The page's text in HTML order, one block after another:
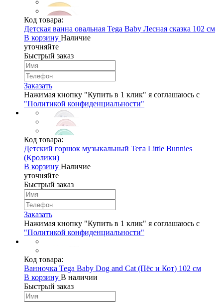
Код товара:
Детская ванна овальная Tega Baby Лесная сказка 102 см
В корзину Наличие
уточняйте
Быстрый заказ
Заказать
Нажимая кнопку "Купить в 1 клик" я соглашаюсь с
"Политикой конфиденциальности"
Код товара:
Детский горшок музыкальный Тега Little Bunnies
(Кролики)
В корзину Наличие
уточняйте
Быстрый заказ
Заказать
Нажимая кнопку "Купить в 1 клик" я соглашаюсь с
"Политикой конфиденциальности"
Код товара:
Ванночка Tega Baby Dog and Cat (Пёс и Кот) 102 см
В корзину В наличии
Быстрый заказ